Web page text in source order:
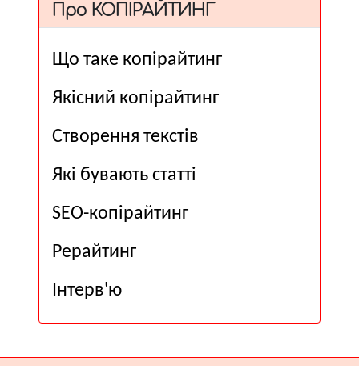
Про КОПІРАЙТИНГ
Що таке копірайтинг
Якісний копірайтинг
Створення текстів
Які бувають статті
SEO-копірайтинг
Рерайтинг
Інтерв'ю